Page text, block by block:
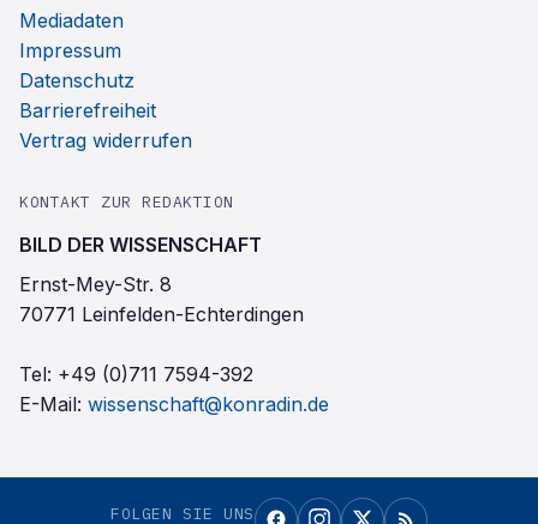
Mediadaten
Impressum
Datenschutz
Barrierefreiheit
Vertrag widerrufen
KONTAKT ZUR REDAKTION
BILD DER WISSENSCHAFT
Ernst-Mey-Str. 8
70771 Leinfelden-Echterdingen
Tel: +49 (0)711 7594-392
E-Mail: wissenschaft@konradin.de
FOLGEN SIE UNS